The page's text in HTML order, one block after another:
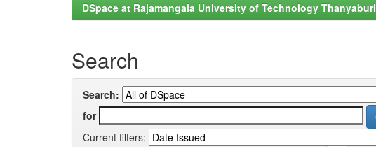
DSpace at Rajamangala University of Technology Thanyaburi
Search
Search:
for
Current filters: